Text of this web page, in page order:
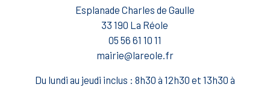
Esplanade Charles de Gaulle
33 190 La Réole
05 56 61 10 11
mairie@lareole.fr
Du lundi au jeudi inclus : 8h30 à 12h30 et 13h30 à